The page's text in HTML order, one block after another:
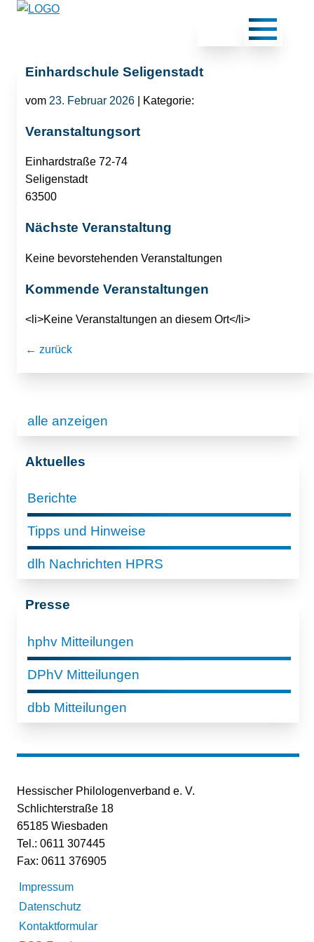
Einhardschule Seligenstadt
vom 23. Februar 2026 | Kategorie:
Veranstaltungsort
Einhardstraße 72-74
Seligenstadt
63500
Nächste Veranstaltung
Keine bevorstehenden Veranstaltungen
Kommende Veranstaltungen
<li>Keine Veranstaltungen an diesem Ort</li>
← zurück
alle anzeigen
Aktuelles
Berichte
Tipps und Hinweise
dlh Nachrichten HPRS
Presse
hphv Mitteilungen
DPhV Mitteilungen
dbb Mitteilungen
Hessischer Philologenverband e. V.
Schlichterstraße 18
65185 Wiesbaden
Tel.: 0611 307445
Fax: 0611 376905
Impressum
Datenschutz
Kontaktformular